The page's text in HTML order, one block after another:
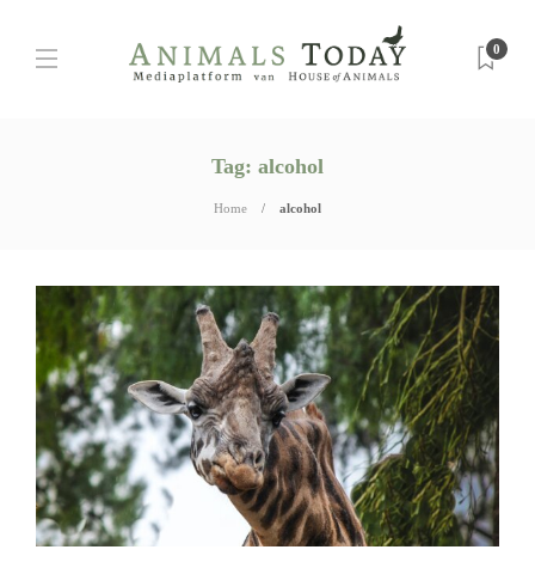
0
Tag: alcohol
Home alcohol